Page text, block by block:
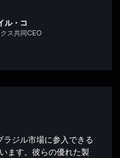
ル・コ
ス共同CEO
ジル市場に参入できる
ます。彼らの優れた製